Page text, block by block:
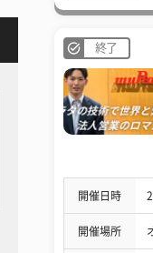
終了
開催日時
開催場所